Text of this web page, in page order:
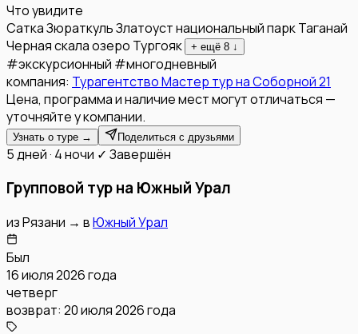
Что увидите
СаткаЗюраткульЗлатоустнациональный парк Таганай
Черная скалаозеро Тургояк + ещё 8 ↓
#экскурсионный #многодневный
компания: Турагентство Мастер тур на Соборной 21
Цена, программа и наличие мест могут отличаться —
уточняйте у компании.
Узнать о туре → Поделиться с друзьями
5 дней · 4 ночи ✓ Завершён
Групповой тур на Южный Урал
изРязани → вЮжный Урал
Был
16 июля 2026 года
четверг
возврат: 20 июля 2026 года